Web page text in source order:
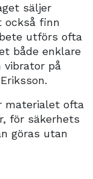
säljer
också finn
utförs ofta
både enklare
på
materialet ofta
för säkerhets
göras utan